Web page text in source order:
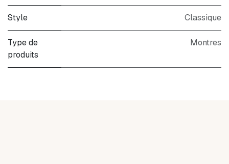
Style Classique
Type de
produits
Montres